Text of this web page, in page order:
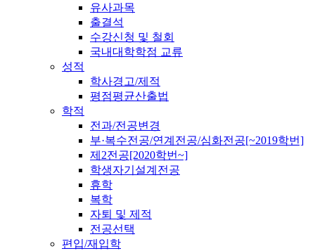
유사과목
출결석
수강신청 및 철회
국내대학학점 교류
성적
학사경고/제적
평점평균산출법
학적
전과/전공변경
부·복수전공/연계전공/심화전공[~2019학번]
제2전공[2020학번~]
학생자기설계전공
휴학
복학
자퇴 및 제적
전공선택
편입/재입학